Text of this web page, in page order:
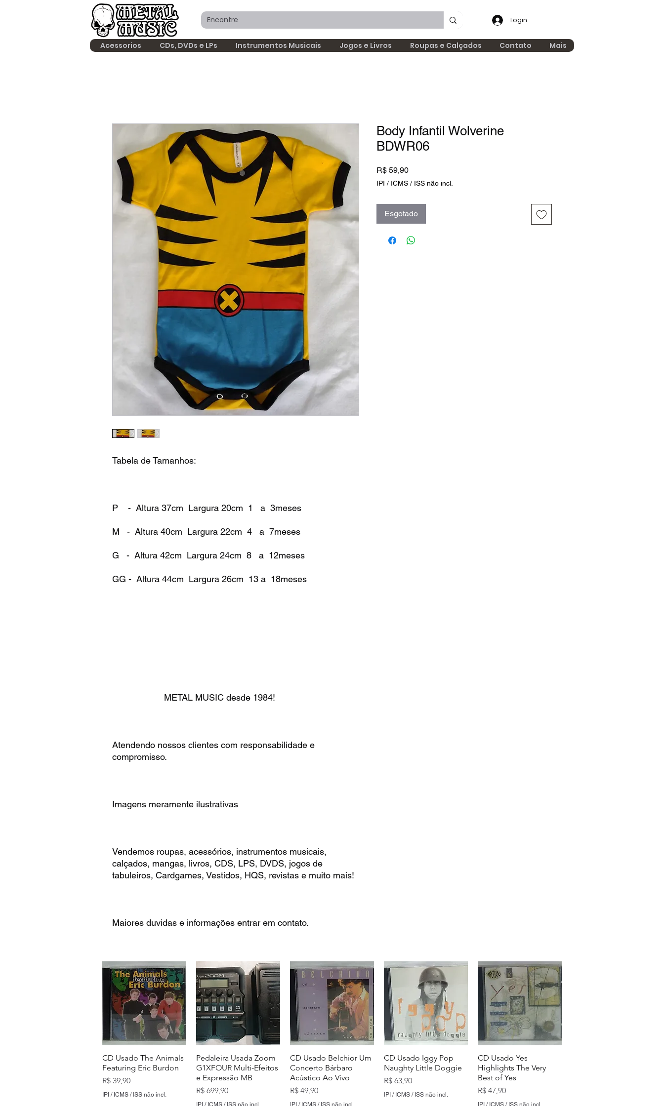
Login
Acessorios CDs, DVDs e LPs Instrumentos Musicais Jogos e Livros Roupas e Calçados Contato Mais
Tabela de Tamanhos:
P - Altura 37cm Largura 20cm 1 a 3meses
M - Altura 40cm Largura 22cm 4 a 7meses
G - Altura 42cm Largura 24cm 8 a 12meses
GG - Altura 44cm Largura 26cm 13 a 18meses
METAL MUSIC desde 1984!
Atendendo nossos clientes com responsabilidade e
compromisso.
Imagens meramente ilustrativas
Vendemos roupas, acessórios, instrumentos musicais,
calçados, mangas, livros, CDS, LPS, DVDS, jogos de
tabuleiros, Cardgames, Vestidos, HQS, revistas e muito mais!
Maiores duvidas e informações entrar em contato.
Body Infantil Wolverine
BDWR06
R$ 59,90Preço
IPI / ICMS / ISS não incl.
Esgotado
CD Usado The Animals
Featuring Eric Burdon
Preço
R$ 39,90
IPI / ICMS / ISS não incl.
Pedaleira Usada Zoom
G1XFOUR Multi-Efeitos
e Expressão MB
Preço
R$ 699,90
IPI / ICMS / ISS não incl.
CD Usado Belchior Um
Concerto Bárbaro
Acústico Ao Vivo
Preço
R$ 49,90
IPI / ICMS / ISS não incl.
CD Usado Iggy Pop
Naughty Little Doggie
Preço
R$ 63,90
IPI / ICMS / ISS não incl.
CD Usado Yes
Highlights The Very
Best of Yes
Preço
R$ 47,90
IPI / ICMS / ISS não incl.